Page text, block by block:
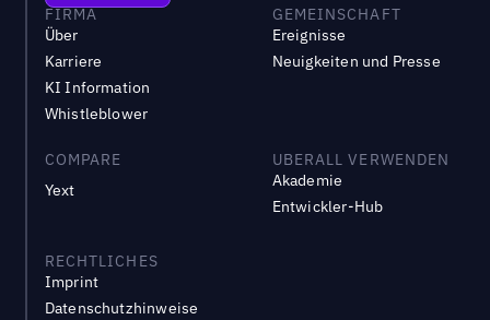
FIRMA
Über
Karriere
KI Information
Whistleblower
GEMEINSCHAFT
Ereignisse
Neuigkeiten und Presse
COMPARE
Yext
UBERALL VERWENDEN
Akademie
Entwickler-Hub
RECHTLICHES
Imprint
Datenschutzhinweise